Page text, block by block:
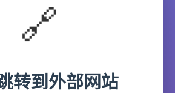
🔗
转到外部网站